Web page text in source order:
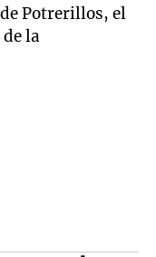
Potrerillos, el
la